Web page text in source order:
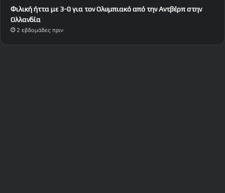
Φιλική ήττα με 3-0 για τον Ολυμπιακό από την Αντβέρπ στην
Ολλανδία
2 εβδομάδες πριν